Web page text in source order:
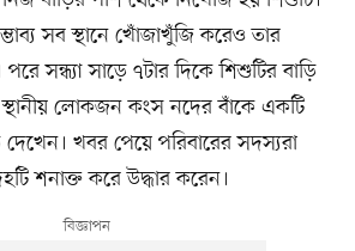
সব স্থানে খোঁজাখুঁজি করেও তার
সন্ধ্যা সাড়ে ৭টার দিকে শিশুটির বাড়ি
লোকজন কংস নদের বাঁকে একটি
খবর পেয়ে পরিবারের সদস্যরা
শনাক্ত করে উদ্ধার করেন।